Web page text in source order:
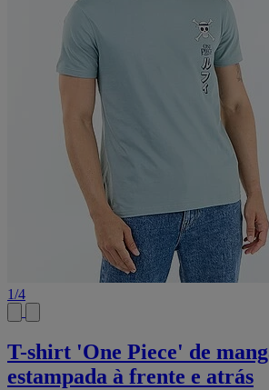
1/4
T-shirt 'One Piece' de
estampada à frente e atrás